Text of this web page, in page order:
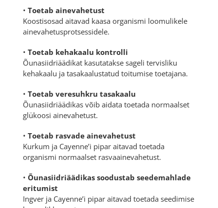
• Toetab ainevahetust
Koostisosad aitavad kaasa organismi loomulikele
ainevahetusprotsessidele.
• Toetab kehakaalu kontrolli
Õunasiidriäädikat kasutatakse sageli tervisliku
kehakaalu ja tasakaalustatud toitumise toetajana.
• Toetab veresuhkru tasakaalu
Õunasiidriäädikas võib aidata toetada normaalset
glükoosi ainevahetust.
• Toetab rasvade ainevahetust
Kurkum ja Cayenne’i pipar aitavad toetada
organismi normaalset rasvaainevahetust.
• Õunasiidriäädikas soodustab seedemahlade
eritumist
Ingver ja Cayenne’i pipar aitavad toetada seedimise